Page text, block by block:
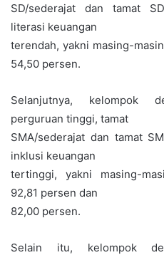
SD/sederajat dan tamat
literasi keuangan
terendah, yakni masing-
54,50 persen.
Selanjutnya, kelompok
perguruan tinggi, tamat
SMA/sederajat dan tamat
inklusi keuangan
tertinggi, yakni masing-
92,81 persen dan
82,00 persen.
Selain itu, kelompok